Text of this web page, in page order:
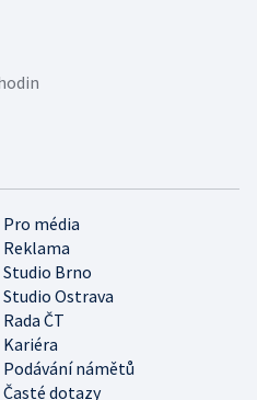
Pro média
Reklama
Studio Brno
Studio Ostrava
Rada ČT
Kariéra
Podávání námětů
Časté dotazy